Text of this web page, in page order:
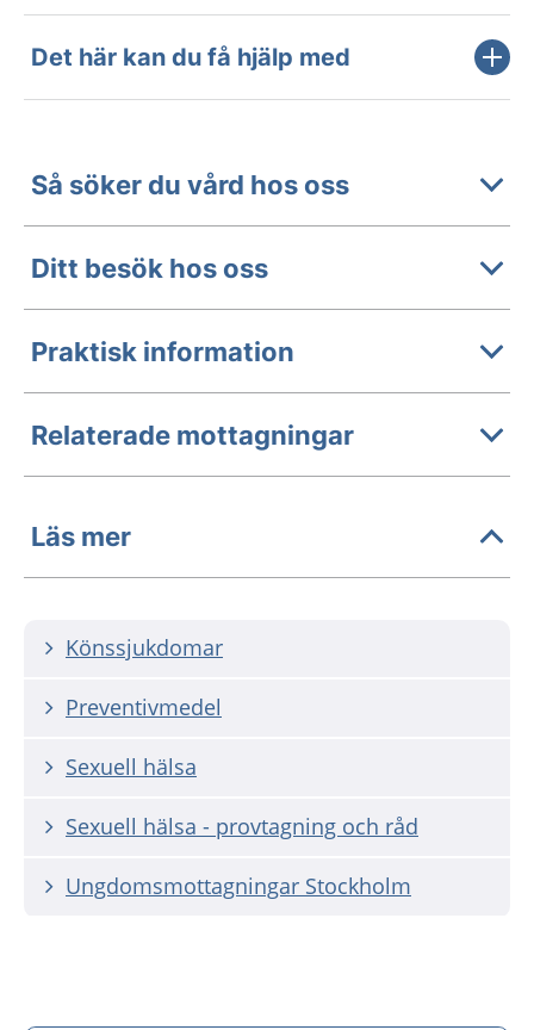
Det här kan du få hjälp med
Så söker du vård hos oss
Ditt besök hos oss
Praktisk information
Relaterade mottagningar
Läs mer
Könssjukdomar
Preventivmedel
Sexuell hälsa
Sexuell hälsa - provtagning och råd
Ungdomsmottagningar Stockholm